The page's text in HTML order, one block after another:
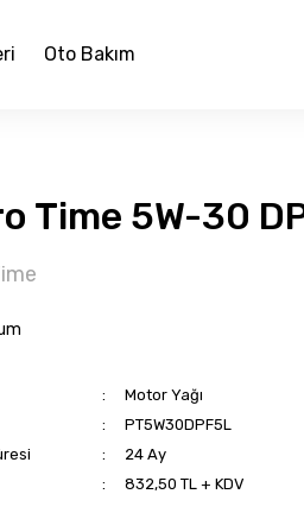
Oto Bakım
Time 5W-30
Motor Yağı
PT5W30DPF5L
24 Ay
832,50 TL + KDV